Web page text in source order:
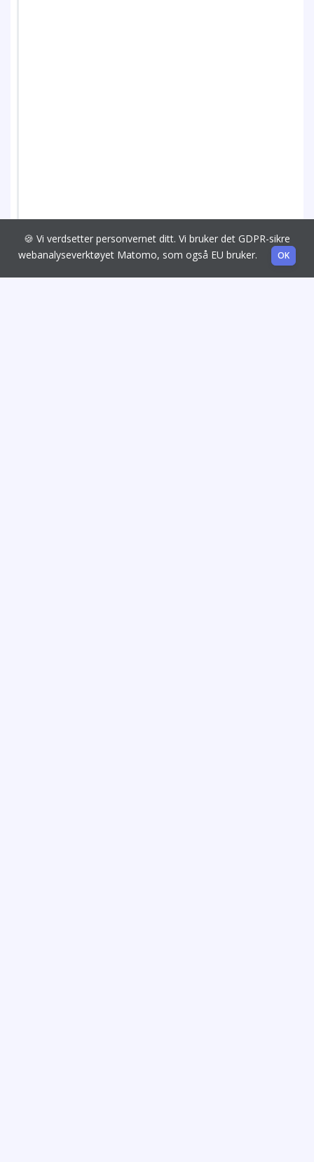
🍪 Vi verdsetter personvernet ditt. Vi bruker det GDPR-sikre
webanalyseverktøyet Matomo, som også EU bruker.
OK